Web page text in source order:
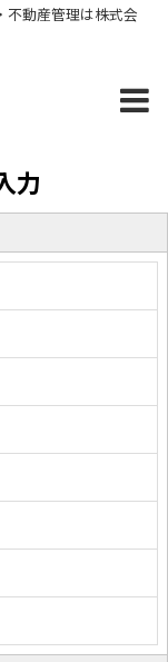
不動産管理は株式会
力